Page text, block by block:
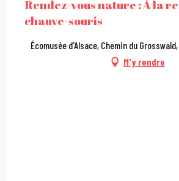
Rendez-vous nature : À la
chauve-souris
Écomusée d'Alsace, Chemin du
M'y rendre